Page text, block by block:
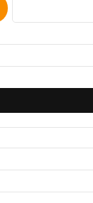
عن: